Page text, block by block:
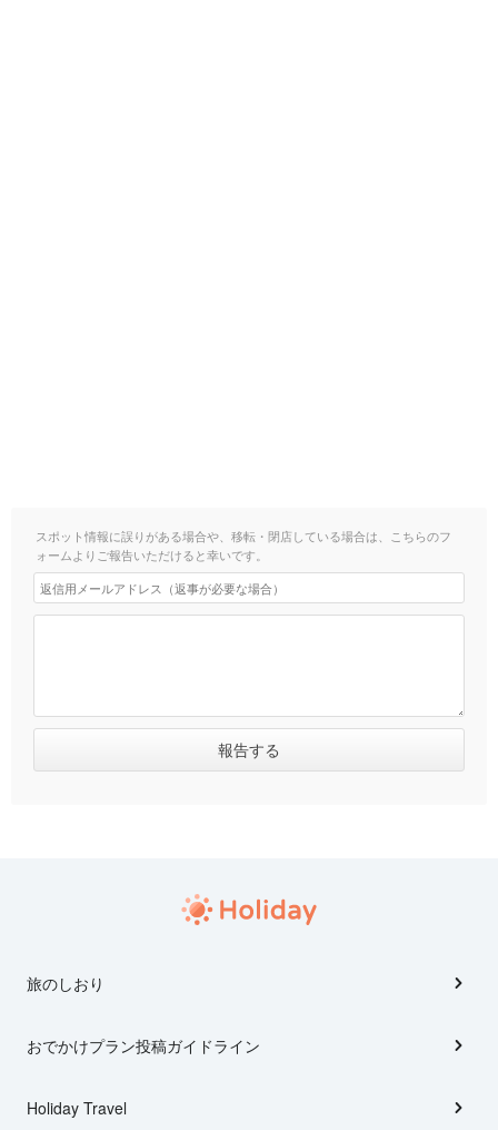
スポット情報に誤りがある場合や、移転・閉店している場合は、こちらのフ
ォームよりご報告いただけると幸いです。
旅のしおり
おでかけプラン投稿ガイドライン
Holiday Travel